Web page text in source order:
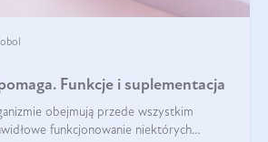
Funkcje i suplementacja
obejmują przede wszystkim
funkcjonowanie niektórych